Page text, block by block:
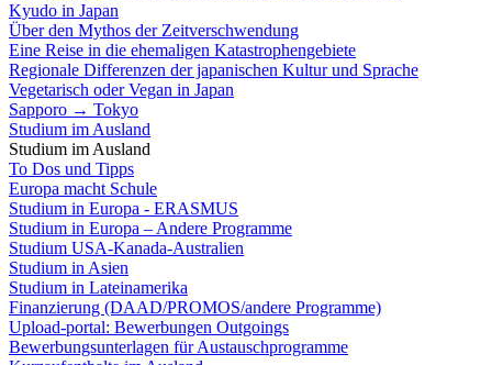
Kyudo in Japan
Über den Mythos der Zeitverschwendung
Eine Reise in die ehemaligen Katastrophengebiete
Regionale Differenzen der japanischen Kultur und Sprache
Vegetarisch oder Vegan in Japan
Sapporo → Tokyo
Studium im Ausland
Studium im Ausland
To Dos und Tipps
Europa macht Schule
Studium in Europa - ERASMUS
Studium in Europa – Andere Programme
Studium USA-Kanada-Australien
Studium in Asien
Studium in Lateinamerika
Finanzierung (DAAD/PROMOS/andere Programme)
Upload-portal: Bewerbungen Outgoings
Bewerbungsunterlagen für Austauschprogramme